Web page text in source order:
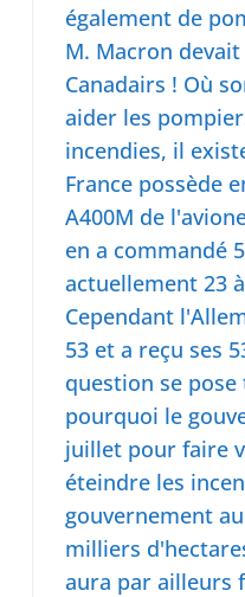
également de
M. Macron
Canadairs ! Où
aider les
incendies, il
France possède
A400M de
en a commandé
actuellement 23
Cependant
53 et a reçu ses
question se
pourquoi le
juillet pour faire
éteindre les
gouvernement
milliers
aura par ailleurs